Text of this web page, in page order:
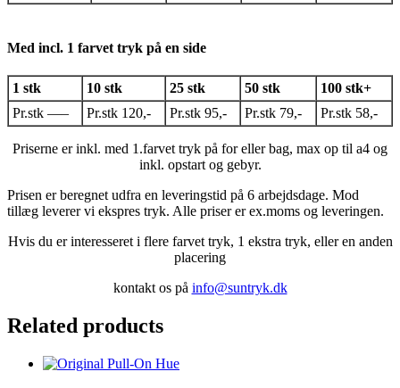
Med incl. 1 farvet tryk på en side
1 stk 10 stk 25 stk 50 stk
100 stk+
Pr.stk —–
Pr.stk 120,- Pr.stk 95,- Pr.stk 79,- Pr.stk 58,-
Priserne er inkl. med 1.farvet tryk på for eller bag, max op til a4 og
inkl. opstart og gebyr.
Prisen er beregnet udfra en leveringstid på 6 arbejdsdage. Mod
tillæg leverer vi ekspres tryk. Alle priser er ex.moms og leveringen.
Hvis du er interesseret i flere farvet tryk, 1 ekstra tryk, eller en anden
placering
kontakt os på info@suntryk.dk
Related products